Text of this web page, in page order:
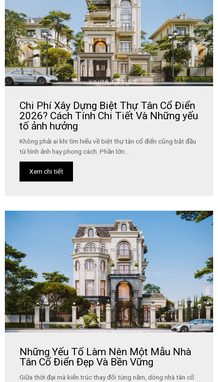
Chi Phí Xây Dựng Biệt Thự Tân Cổ Điển
2026? Cách Tính Chi Tiết Và Những yếu
tố ảnh hưởng
Không phải ai khi tìm hiểu về biệt thự tân cổ điển cũng bắt đầu
từ hình ảnh hay phong cách. Phần lớn...
Xem chi tiết
Những Yếu Tố Làm Nên Một Mẫu Nhà
Tân Cổ Điển Đẹp Và Bền Vững
Giữa thời đại mà kiến trúc thay đổi từng năm, dòng nhà tân cổ